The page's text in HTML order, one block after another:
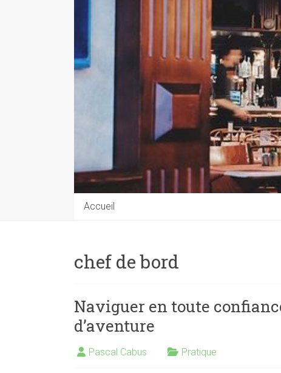
Accueil
chef de bord
Naviguer en toute
d’aventure
Pascal Cabus Pratique